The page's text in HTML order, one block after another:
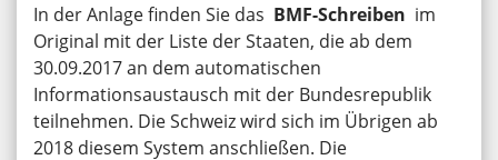
In der Anlage finden Sie das BMF-Schreiben im
Original mit der Liste der Staaten, die ab dem
30.09.2017 an dem automatischen
Informationsaustausch mit der Bundesrepublik
teilnehmen. Die Schweiz wird sich im Übrigen ab
2018 diesem System anschließen. Die